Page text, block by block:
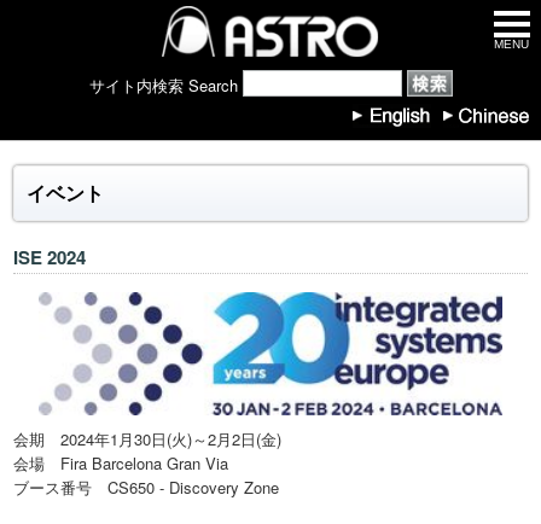
サイト内検索 Search
MENU
イベント
ISE 2024
会期 2024年1月30日(火)～2月2日(金)
会場 Fira Barcelona Gran Via
ブース番号 CS650 - Discovery Zone